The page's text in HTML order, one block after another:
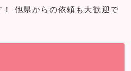
他県からの依頼も大歓迎で